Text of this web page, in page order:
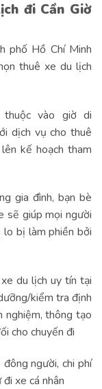
đi Cần Giờ
phố Hồ Chí Minh
thuê xe du lịch
vào giờ di
dịch vụ cho thuê
kế hoạch tham
gia đình, bạn bè
sẽ giúp mọi người
lo bị làm phiền bởi
du lịch uy tín tại
kiểm tra định
nghiệm, thông tạo
cho chuyến đi
người, chi phí
xe cá nhân